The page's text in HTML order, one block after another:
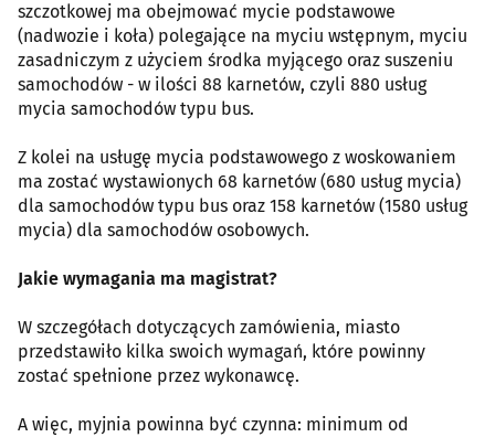
szczotkowej ma obejmować mycie podstawowe
(nadwozie i koła) polegające na myciu wstępnym, myciu
zasadniczym z użyciem środka myjącego oraz suszeniu
samochodów - w ilości 88 karnetów, czyli 880 usług
mycia samochodów typu bus.
Z kolei na usługę mycia podstawowego z woskowaniem
ma zostać wystawionych 68 karnetów (680 usług mycia)
dla samochodów typu bus oraz 158 karnetów (1580 usług
mycia) dla samochodów osobowych.
Jakie wymagania ma magistrat?
W szczegółach dotyczących zamówienia, miasto
przedstawiło kilka swoich wymagań, które powinny
zostać spełnione przez wykonawcę.
A więc, myjnia powinna być czynna: minimum od